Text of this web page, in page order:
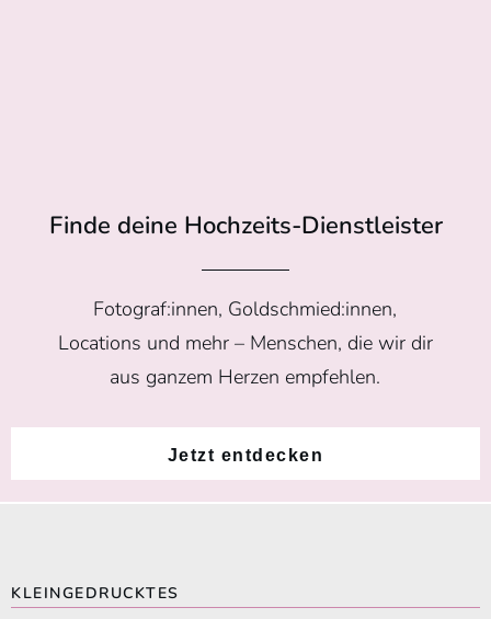
Finde deine Hochzeits-Dienstleister
Fotograf:innen, Goldschmied:innen,
Locations und mehr – Menschen, die wir dir
aus ganzem Herzen empfehlen.
Jetzt entdecken
KLEINGEDRUCKTES